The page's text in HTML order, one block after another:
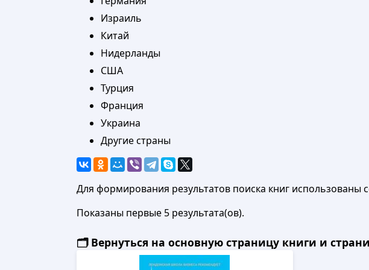
Израиль
Китай
Нидерланды
США
Турция
Франция
Украина
Другие страны
Для формирования результатов поиска книг
Показаны первые 5 результата(ов).
🗂️ Вернуться на основную страницу книги и